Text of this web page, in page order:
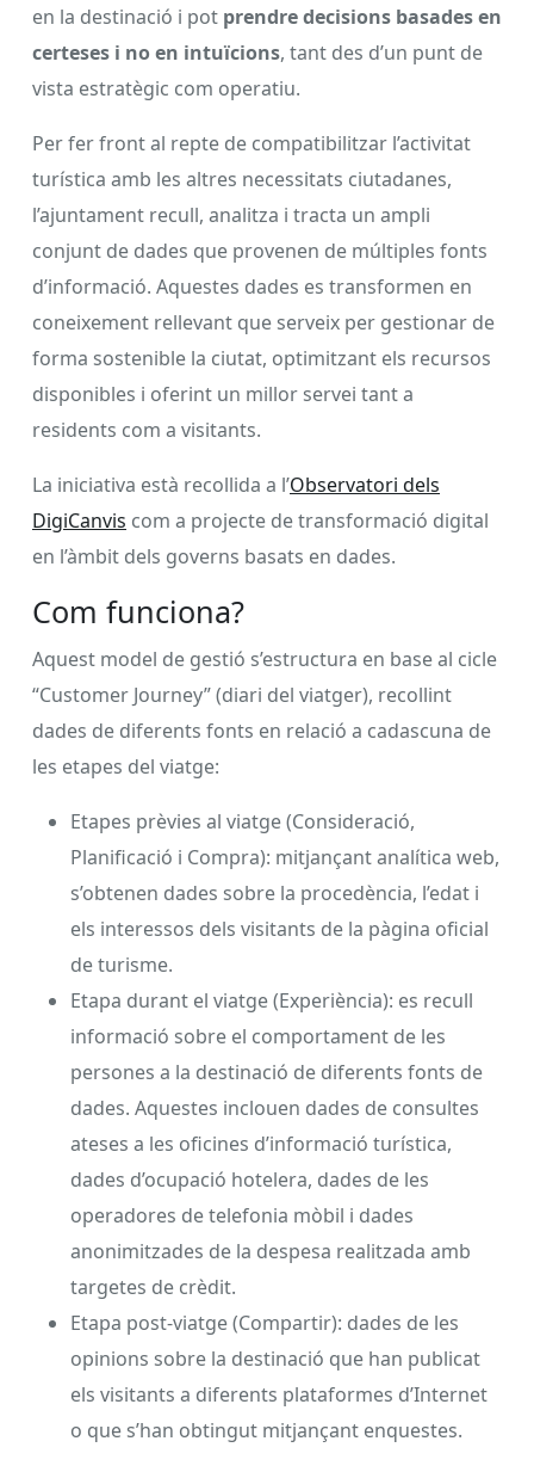
en la destinació i pot prendre decisions basades en
certeses i no en intuïcions, tant des d’un punt de
vista estratègic com operatiu.
Per fer front al repte de compatibilitzar l’activitat
turística amb les altres necessitats ciutadanes,
l’ajuntament recull, analitza i tracta un ampli
conjunt de dades que provenen de múltiples fonts
d’informació. Aquestes dades es transformen en
coneixement rellevant que serveix per gestionar de
forma sostenible la ciutat, optimitzant els recursos
disponibles i oferint un millor servei tant a
residents com a visitants.
La iniciativa està recollida a l’Observatori dels
DigiCanvis com a projecte de transformació digital
en l’àmbit dels governs basats en dades.
Com funciona?
Aquest model de gestió s’estructura en base al cicle
“Customer Journey” (diari del viatger), recollint
dades de diferents fonts en relació a cadascuna de
les etapes del viatge:
Etapes prèvies al viatge (Consideració,
Planificació i Compra): mitjançant analítica web,
s’obtenen dades sobre la procedència, l’edat i
els interessos dels visitants de la pàgina oficial
de turisme.
Etapa durant el viatge (Experiència): es recull
informació sobre el comportament de les
persones a la destinació de diferents fonts de
dades. Aquestes inclouen dades de consultes
ateses a les oficines d’informació turística,
dades d’ocupació hotelera, dades de les
operadores de telefonia mòbil i dades
anonimitzades de la despesa realitzada amb
targetes de crèdit.
Etapa post-viatge (Compartir): dades de les
opinions sobre la destinació que han publicat
els visitants a diferents plataformes d’Internet
o que s’han obtingut mitjançant enquestes.